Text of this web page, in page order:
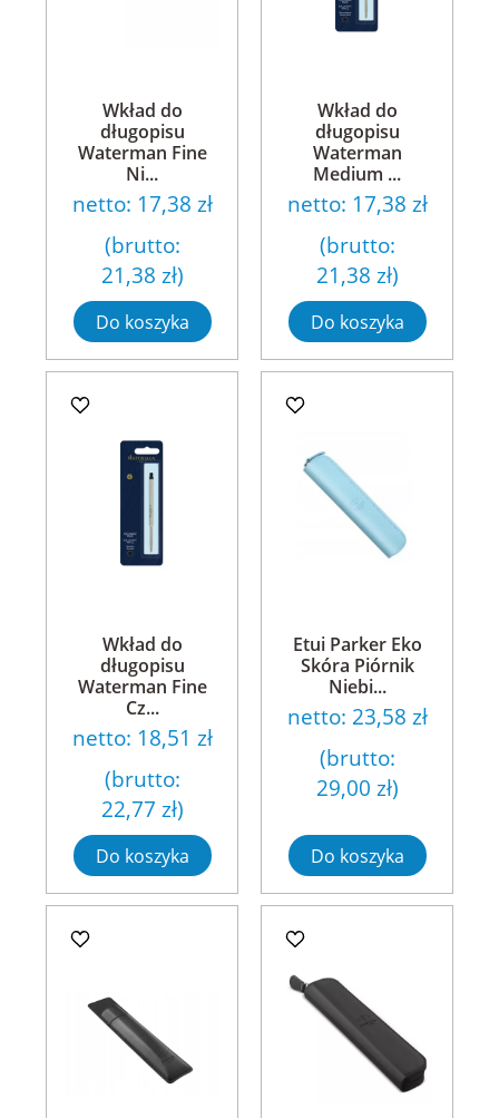
Wkład do
długopisu
Waterman Fine
Ni...
netto: 17,38 zł
(brutto:
21,38 zł)
Do koszyka
Wkład do
długopisu
Waterman
Medium ...
netto: 17,38 zł
(brutto:
21,38 zł)
Do koszyka
Wkład do
długopisu
Waterman Fine
Cz...
netto: 18,51 zł
(brutto:
22,77 zł)
Do koszyka
Etui Parker Eko
Skóra Piórnik
Niebi...
netto: 23,58 zł
(brutto:
29,00 zł)
Do koszyka